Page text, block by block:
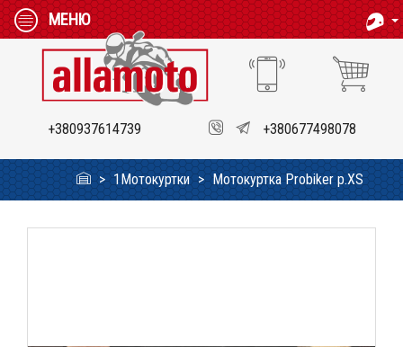
МЕНЮ
+380937614739 +380677498078
1Мотокуртки Мотокуртка Probiker р.XS